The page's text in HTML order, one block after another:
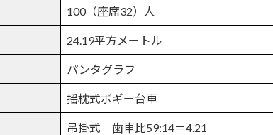
100（座席32）人
24.19平方メートル
パンタグラフ
揺枕式ボギー台車
吊掛式 歯車比59:14＝4.21